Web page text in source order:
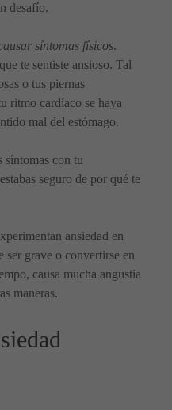
desafío.
síntomas físicos.
te sentiste ansioso. Tal
o tus piernas
ritmo cardíaco se haya
mal del estómago.
síntomas con tu
seguro de por qué te
ansiedad en
ser grave o convertirse en
causa mucha angustia
maneras.